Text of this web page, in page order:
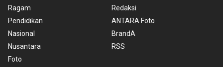
Ragam
Pendidikan
Nasional
Nusantara
Foto
Redaksi
ANTARA Foto
BrandA
RSS